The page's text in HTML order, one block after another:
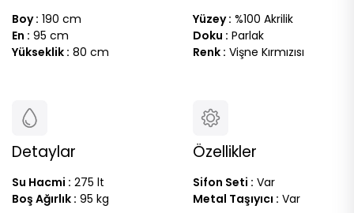
Boy : 190 cm
En : 95 cm
Yükseklik : 80 cm
Yüzey : %100 Akrilik
Doku : Parlak
Renk : Vişne Kırmızısı
Detaylar
Su Hacmi : 275 lt
Boş Ağırlık : 95 kg
Özellikler
Sifon Seti : Var
Metal Taşıyıcı : Var